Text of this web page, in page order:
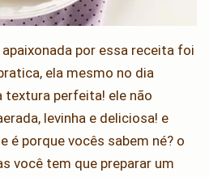
por essa receita foi
ela mesmo no dia
textura perfeita! ele não
levinha e deliciosa! e
é porque vocês sabem né? o
você tem que preparar um